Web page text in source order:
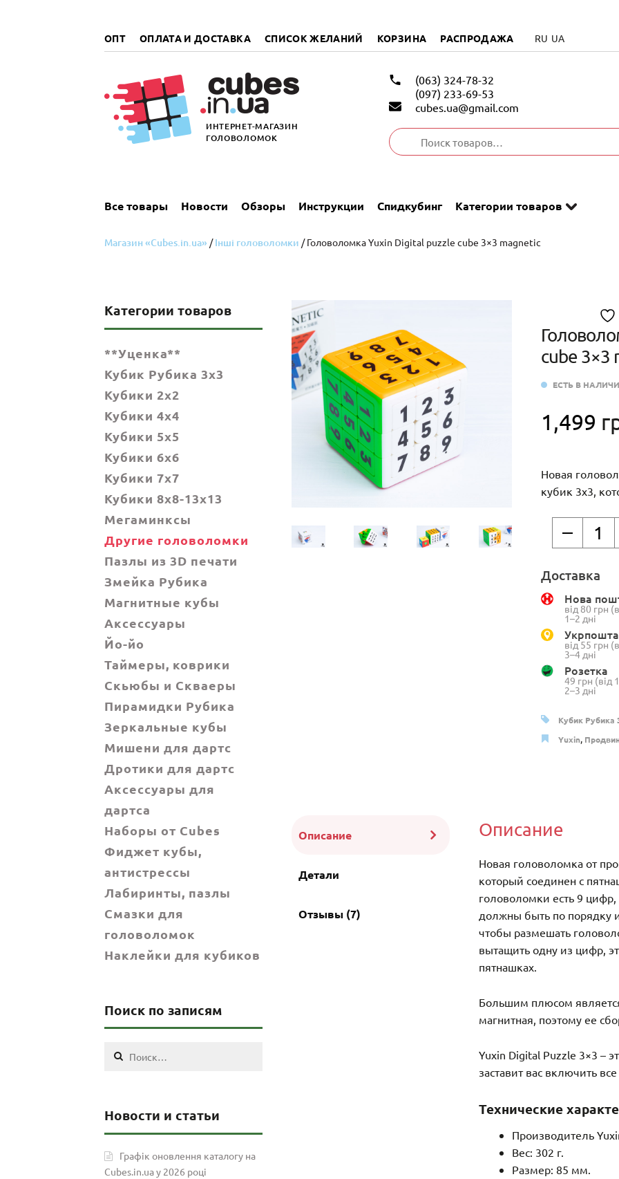
ОПТ ОПЛАТА И ДОСТАВКА СПИСОК ЖЕЛАНИЙ КОРЗИНА РАСПРОДАЖА RU UA
ИНТЕРНЕТ-МАГАЗИН
ГОЛОВОЛОМОК
(063) 324-78-32
(097) 233-69-53
cubes.ua@gmail.com
Искать:
Все товары Новости Обзоры Инструкции Спидкубинг Категории товаров
Магазин «Cubes.in.ua» /Інші головоломки / Головоломка Yuxin Digital puzzle cube 3×3 magnetic
cube 3×3
ЕСТЬ В
1,499
Новая
кубик 3х3,
Количество
Yuxin
Digital
puzzle
cube
3x3
magnetic
Доставка
Нова
від 80 грн
1–2 дні
Укрпошта
від 55 грн
3–4 дні
Розетка
49 грн (від
2–3 дні
Кубик Рубика
Yuxin,
Описание
Детали
Отзывы (7)
Описание
Новая головоломка от
который соединен с
головоломки есть 9
должны быть по порядку
чтобы размешать
вытащить одну из цифр,
пятнашках.
Большим плюсом
магнитная, поэтому ее
Yuxin Digital Puzzle 3×3 –
заставит вас включить
Технические
Производитель
Вес: 302 г.
Размер: 85 мм.
Категории товаров
**Уценка**
Кубик Рубика 3x3
Кубики 2x2
Кубики 4x4
Кубики 5x5
Кубики 6х6
Кубики 7х7
Кубики 8x8-13x13
Мегаминксы
Другие головоломки
Пазлы из 3D печати
Змейка Рубика
Магнитные кубы
Аксессуары
Йо-йо
Таймеры, коврики
Скьюбы и Скваеры
Пирамидки Рубика
Зеркальные кубы
Мишени для дартс
Дротики для дартс
Аксессуары для
дартса
Наборы от Cubes
Фиджет кубы,
антистрессы
Лабиринты, пазлы
Смазки для
головоломок
Наклейки для кубиков
Поиск по записям
Найти:
Новости и статьи
Графік оновлення каталогу на
Cubes.in.ua у 2026 році